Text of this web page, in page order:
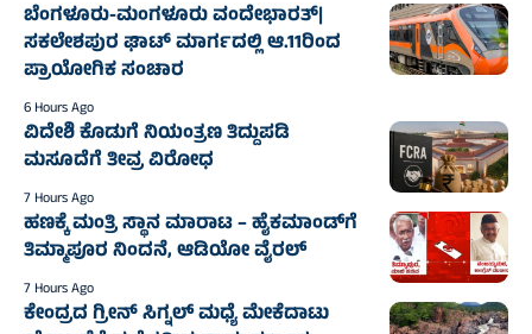
ಬೆಂಗಳೂರು-ಮಂಗಳೂರು ವಂದೇಭಾರತ್‌|
ಸಕಲೇಶಪುರ ಘಾಟ್ ಮಾರ್ಗದಲ್ಲಿ ಆ.11ರಿಂದ
ಪ್ರಾಯೋಗಿಕ ಸಂಚಾರ
6 Hours Ago
ವಿದೇಶಿ ಕೊಡುಗೆ ನಿಯಂತ್ರಣ ತಿದ್ದುಪಡಿ
ಮಸೂದೆಗೆ ತೀವ್ರ ವಿರೋಧ
7 Hours Ago
ಹಣಕ್ಕೆ ಮಂತ್ರಿ ಸ್ಥಾನ ಮಾರಾಟ – ಹೈಕಮಾಂಡ್‌ಗೆ
ತಿಮ್ಮಾಪೂರ ನಿಂದನೆ, ಆಡಿಯೋ ವೈರಲ್
7 Hours Ago
ಕೇಂದ್ರದ ಗ್ರೀನ್ ಸಿಗ್ನಲ್ ಮಧ್ಯೆ ಮೇಕೆದಾಟು